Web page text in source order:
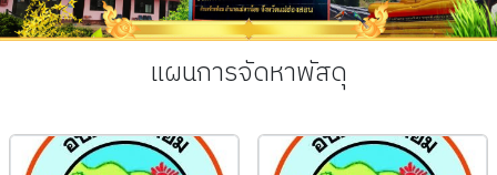
แผนการจัดหาพัสดุ